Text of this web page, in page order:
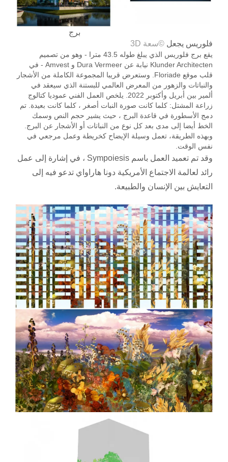
برج
فلوريس يجعل ©سعة 3D
يقع برج فلوريس الذي يبلغ طوله 43.5 مترا - وهو من تصميم
Klunder Architecten نيابة عن Dura Vermeer و Amvest - في
قلب موقع Floriade. وستعرض قريبا المجموعة الكاملة من الأشجار
والنباتات والزهور من المعرض العالمي للبستنة الذي سيعقد في
ألمير بين أبريل وأكتوبر 2022. يلخص العمل الفني عموديا كتالوج
زراعة المشتل: كلما كانت صورة النبات أصغر ، كلما كانت بعيدة. تم
دمج الأسطورة في قاعدة البرج ، حيث يشير حجم النص وسمك
الخط أيضا إلى مدى بعد كل نوع من النباتات أو الأشجار عن البرج.
وبهذه الطريقة، تعمل وسيلة الإيضاح كخريطة وعمل مرجعي في
نفس الوقت.
وقد تم تعميد العمل باسم Sympoiesis ، في إشارة إلى عمل
رائد لعالمة الاجتماع الأمريكية دونا هاراواي تدعو فيه إلى
التعايش بين الإنسان والطبيعة.